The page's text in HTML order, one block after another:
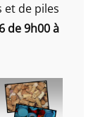
et de piles
de 9h00 à